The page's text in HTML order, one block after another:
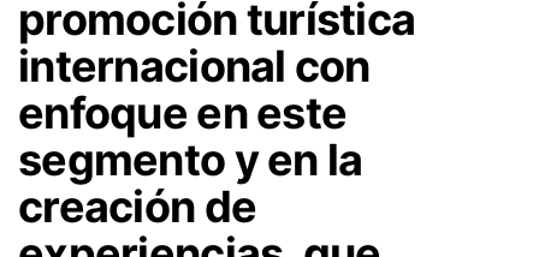
promoción turística
internacional con
enfoque en este
segmento y en la
creación de